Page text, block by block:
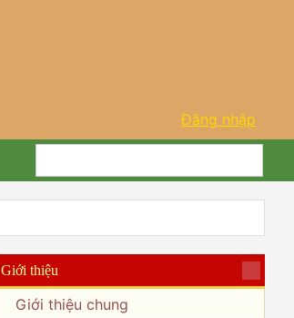
Đăng nhập
Giới thiệu
Giới thiệu chung